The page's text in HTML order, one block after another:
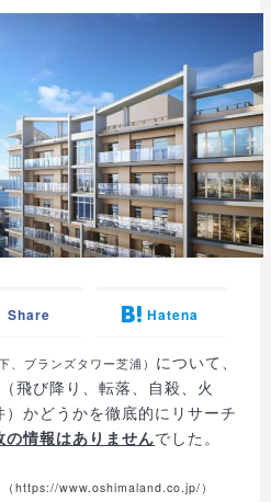
Share Hatena
下、ブランズタワー芝浦） について、
飛び降り、転落、自殺、火
かどうかを徹底的にリサーチ
の情報はありませんでした。
（https://www.oshimaland.co.jp/ ）